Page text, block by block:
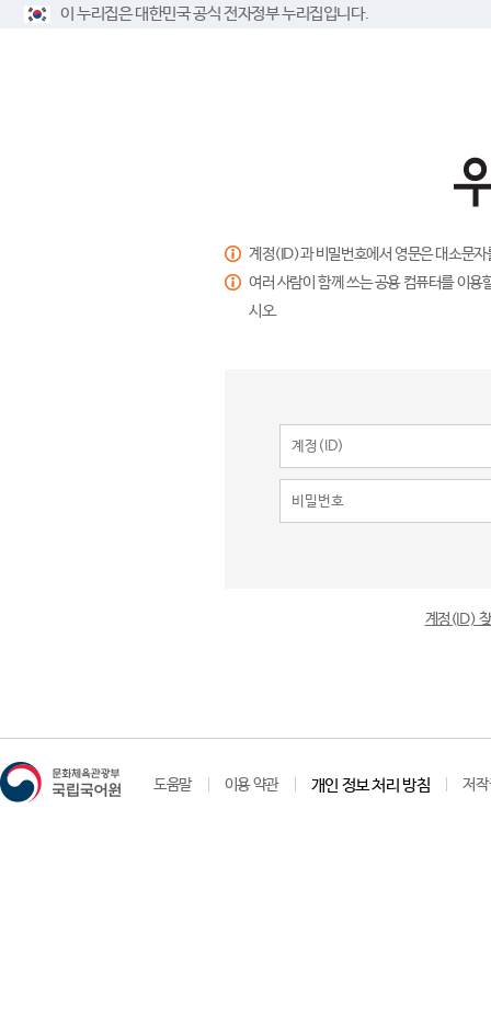
이 누리집은 대한민국 공식 전자정부 누리집입니다.
계정(ID)과 비밀번호에서 영문은 대소문
여러 사람이 함께 쓰는 공용 컴퓨터를 이
시오.
계정(ID)
도움말 이용 약관 개인 정보 처리 방침 저